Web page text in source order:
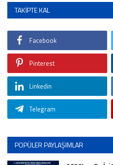
TAKIPTE KAL
Facebook
Pinterest
Linkedin
Telegram
POPÜLER PAYLAŞIMLAR